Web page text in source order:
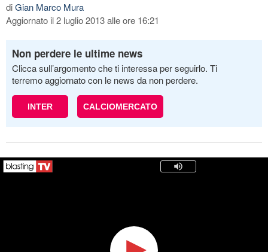
diGian Marco Mura
Aggiornato il 2 luglio 2013 alle ore 16:21
Non perdere le ultime news
Clicca sull’argomento che ti interessa per seguirlo. Ti
terremo aggiornato con le news da non perdere.
INTER CALCIOMERCATO